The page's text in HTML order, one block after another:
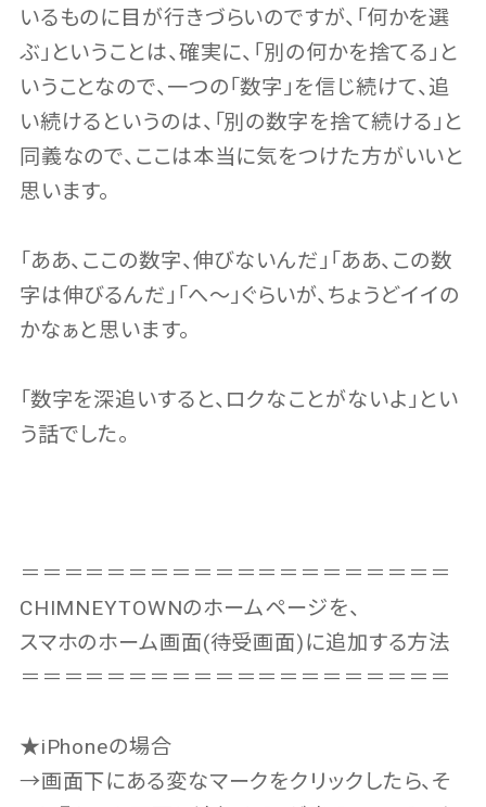
いるものに目が行きづらいのですが、「何かを選
ぶ」ということは、確実に、「別の何かを捨てる」と
いうことなので、一つの「数字」を信じ続けて、追
い続けるというのは、「別の数字を捨て続ける」と
同義なので、ここは本当に気をつけた方がいいと
思います。
「ああ、ここの数字、伸びないんだ」「ああ、この数
字は伸びるんだ」「へ〜」ぐらいが、ちょうどイイの
かなぁと思います。
「数字を深追いすると、ロクなことがないよ」とい
う話でした。
＝＝＝＝＝＝＝＝＝＝＝＝＝＝＝＝＝＝＝＝
CHIMNEYTOWNのホームページを、
スマホのホーム画面(待受画面)に追加する方法
＝＝＝＝＝＝＝＝＝＝＝＝＝＝＝＝＝＝＝＝
★iPhoneの場合
→画面下にある変なマークをクリックしたら、そ